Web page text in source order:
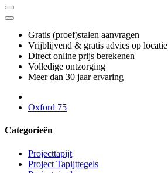
Gratis (proef)stalen aanvragen
Vrijblijvend & gratis advies op locatie
Direct online prijs berekenen
Volledige ontzorging
Meer dan 30 jaar ervaring
Oxford 75
Categorieën
Projecttapijt
Project Tapijttegels